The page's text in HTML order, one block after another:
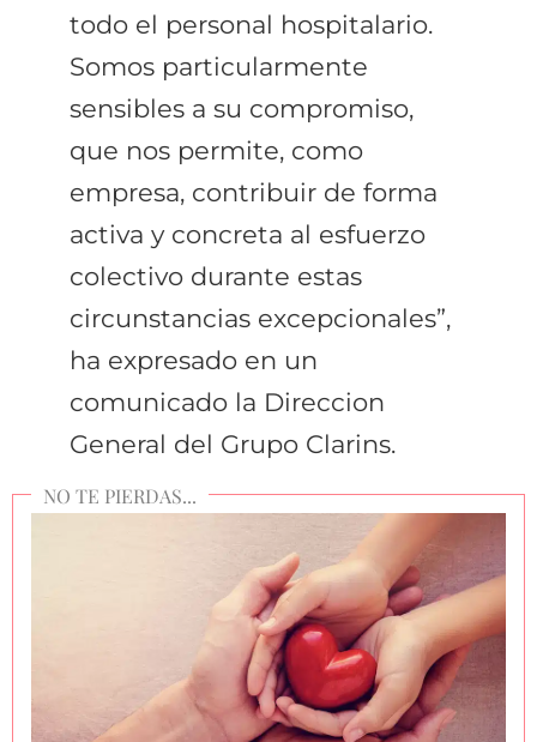
todo el personal hospitalario.
Somos particularmente
sensibles a su compromiso,
que nos permite, como
empresa, contribuir de forma
activa y concreta al esfuerzo
colectivo durante estas
circunstancias excepcionales”,
ha expresado en un
comunicado la Direccion
General del Grupo Clarins.